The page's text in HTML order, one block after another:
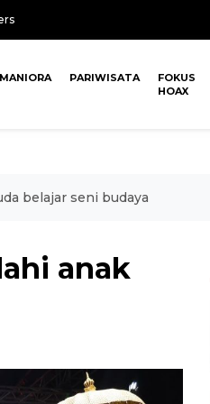
PARIWISATA
FOKUS
HOAX
belajar seni budaya
anak